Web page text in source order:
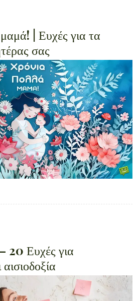
| Ευχές για τα
σας
20 Ευχές για